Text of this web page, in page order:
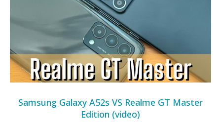
Samsung Galaxy A52s VS Realme GT Master
Edition (video)